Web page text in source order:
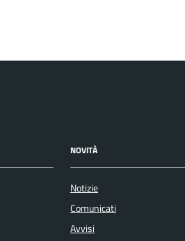
NOVITÀ
Notizie
Comunicati
Avvisi